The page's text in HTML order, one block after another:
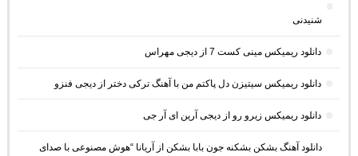
شنیدنی
دانلود ریمیکس مینی کست 7 از دیجی مهراس
دانلود ریمیکس سیتیزن دل پاکتم من با آهنگ ترکی دختر از دیجی فنزو
دانلود ریمیکس زیرو رو از دیجی آرین ای آر جی
دانلود آهنگ بشکن بشکنه جون بابا بشکن از آریانا “هوش مصنوعی با صدای